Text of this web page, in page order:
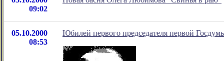
09:02
05.10.2000
08:53
Юбилей первого председателя первой